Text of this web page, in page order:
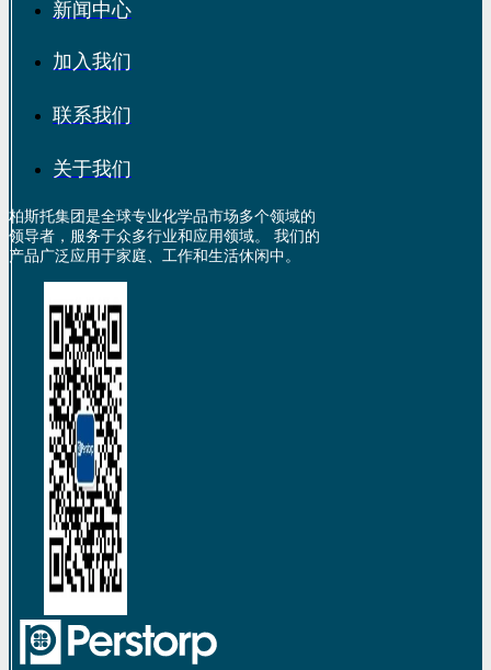
新闻中心
加入我们
联系我们
关于我们
柏斯托集团是全球专业化学品市场多个领域的
领导者，服务于众多行业和应用领域。 我们的
产品广泛应用于家庭、工作和生活休闲中。